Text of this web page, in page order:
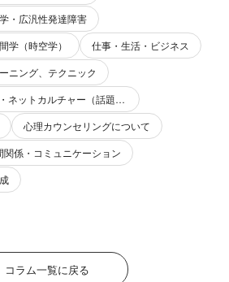
・広汎性発達障害
学（時空学）
仕事・生活・ビジネス
ニング、テクニック
AI・エンタメ・メディア・ネットカルチャー（話題性・関心事）
心理カウンセリングについて
関係・コミュニケーション
コラム一覧に戻る